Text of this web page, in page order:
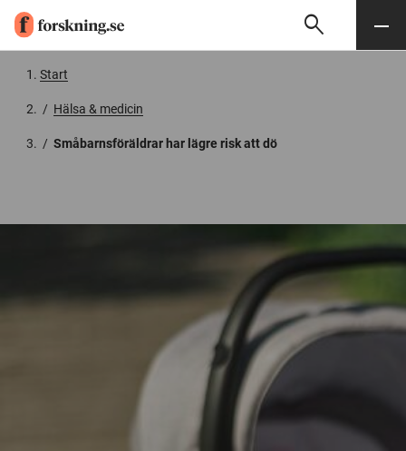
Söksearch Meny
Start
/ Hälsa & medicin
/ Småbarnsföräldrar har lägre risk att dö